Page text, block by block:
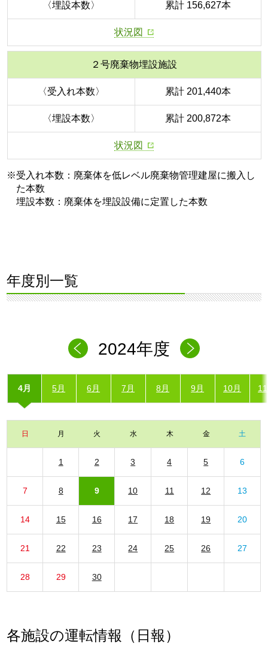
〈埋設本数〉 累計 156,627本
状況図
２号廃棄物埋設施設
〈受入れ本数〉 累計 201,440本
〈埋設本数〉 累計 200,872本
状況図
※受入れ本数：廃棄体を低レベル廃棄物管理建屋に搬入し
た本数
埋設本数：廃棄体を埋設設備に定置した本数
年度別一覧
2024年度
4月 5月 6月 7月 8月 9月 10月
日 月 火 水 木 金 土
1 2 3 4 5 6
7 8 9 10 11 12 13
14 15 16 17 18 19 20
21 22 23 24 25 26 27
28 29 30
各施設の運転情報（日報）